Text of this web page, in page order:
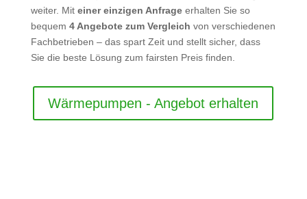
weiter. Mit einer einzigen Anfrageerhalten Sie so
bequem 4 Angebote zum Vergleich von verschiedenen
Fachbetrieben – das spart Zeit und stellt sicher, dass
Sie die beste Lösung zum fairsten Preis finden.
Wärmepumpen - Angebot erhalten